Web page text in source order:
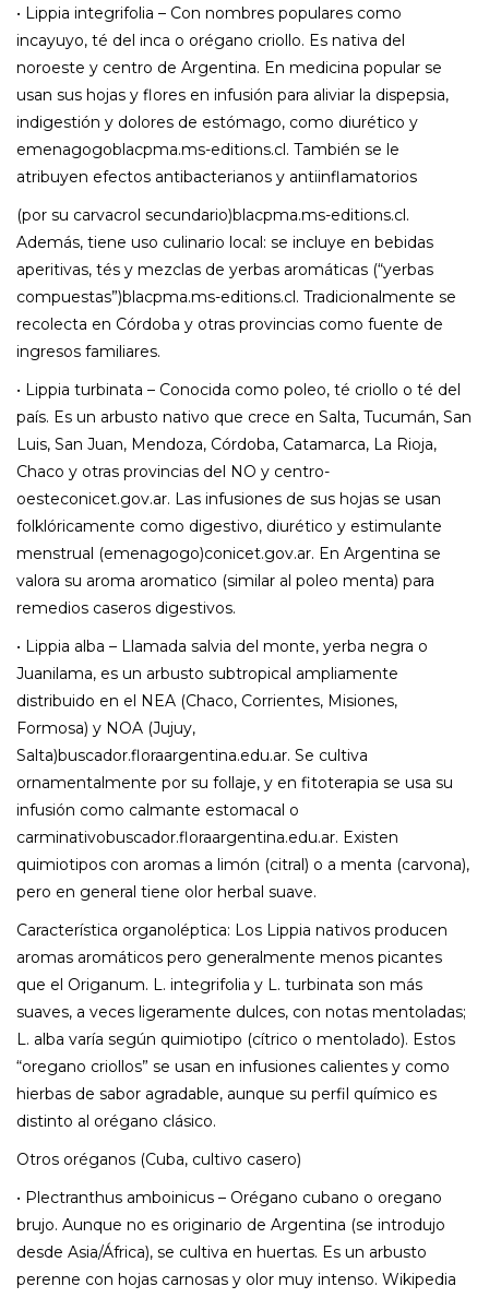
• Lippia integrifolia – Con nombres populares como
incayuyo, té del inca o orégano criollo. Es nativa del
noroeste y centro de Argentina. En medicina popular se
usan sus hojas y flores en infusión para aliviar la dispepsia,
indigestión y dolores de estómago, como diurético y
emenagogoblacpma.ms-editions.cl. También se le
atribuyen efectos antibacterianos y antiinflamatorios
(por su carvacrol secundario)blacpma.ms-editions.cl.
Además, tiene uso culinario local: se incluye en bebidas
aperitivas, tés y mezclas de yerbas aromáticas (“yerbas
compuestas”)blacpma.ms-editions.cl. Tradicionalmente se
recolecta en Córdoba y otras provincias como fuente de
ingresos familiares.
• Lippia turbinata – Conocida como poleo, té criollo o té del
país. Es un arbusto nativo que crece en Salta, Tucumán, San
Luis, San Juan, Mendoza, Córdoba, Catamarca, La Rioja,
Chaco y otras provincias del NO y centro-
oesteconicet.gov.ar. Las infusiones de sus hojas se usan
folklóricamente como digestivo, diurético y estimulante
menstrual (emenagogo)conicet.gov.ar. En Argentina se
valora su aroma aromatico (similar al poleo menta) para
remedios caseros digestivos.
• Lippia alba – Llamada salvia del monte, yerba negra o
Juanilama, es un arbusto subtropical ampliamente
distribuido en el NEA (Chaco, Corrientes, Misiones,
Formosa) y NOA (Jujuy,
Salta)buscador.floraargentina.edu.ar. Se cultiva
ornamentalmente por su follaje, y en fitoterapia se usa su
infusión como calmante estomacal o
carminativobuscador.floraargentina.edu.ar. Existen
quimiotipos con aromas a limón (citral) o a menta (carvona),
pero en general tiene olor herbal suave.
Característica organoléptica: Los Lippia nativos producen
aromas aromáticos pero generalmente menos picantes
que el Origanum. L. integrifolia y L. turbinata son más
suaves, a veces ligeramente dulces, con notas mentoladas;
L. alba varía según quimiotipo (cítrico o mentolado). Estos
“oregano criollos” se usan en infusiones calientes y como
hierbas de sabor agradable, aunque su perfil químico es
distinto al orégano clásico.
Otros oréganos (Cuba, cultivo casero)
• Plectranthus amboinicus – Orégano cubano o oregano
brujo. Aunque no es originario de Argentina (se introdujo
desde Asia/África), se cultiva en huertas. Es un arbusto
perenne con hojas carnosas y olor muy intenso. Wikipedia